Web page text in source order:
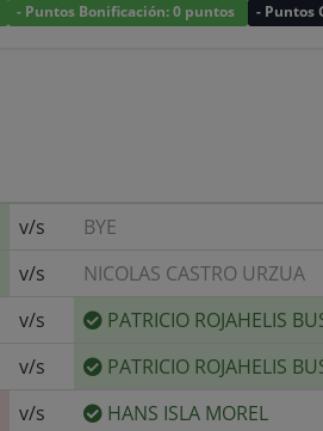
- Puntos Bonificación: 0 puntos - Puntos
v/s BYE
v/s NICOLAS CASTRO URZUA
v/s PATRICIO ROJAHELIS
v/s PATRICIO ROJAHELIS
v/s HANS ISLA MOREL